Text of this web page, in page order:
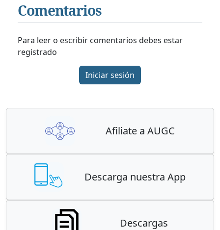
Comentarios
Para leer o escribir comentarios debes estar
registrado
Iniciar sesión
Afiliate a AUGC
Descarga nuestra App
Descargas